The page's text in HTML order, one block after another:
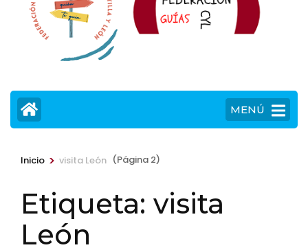
MENÚ
Inicio > visita León (Página 2)
Etiqueta: visita
León